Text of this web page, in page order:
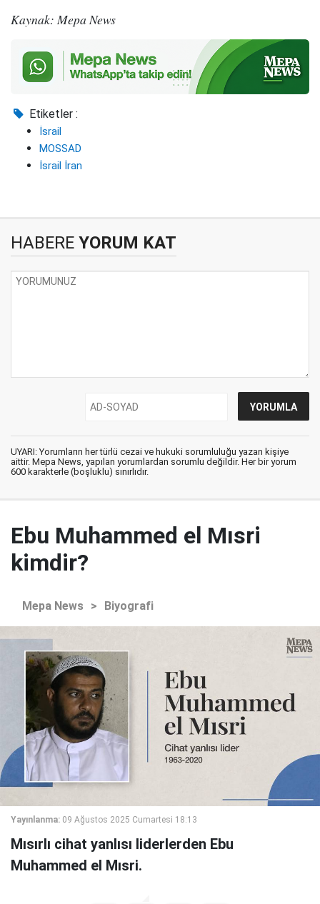
Kaynak: Mepa News
Etiketler :
İsrail
MOSSAD
İsrail İran
HABERE YORUM KAT
UYARI: Yorumların her türlü cezai ve hukuki sorumluluğu yazan kişiye
aittir. Mepa News, yapılan yorumlardan sorumlu değildir. Her bir yorum
600 karakterle (boşluklu) sınırlıdır.
Ebu Muhammed el Mısri
kimdir?
Mepa News > Biyografi
Yayınlanma: 09 Ağustos 2025 Cumartesi 18:13
Mısırlı cihat yanlısı liderlerden Ebu
Muhammed el Mısri.